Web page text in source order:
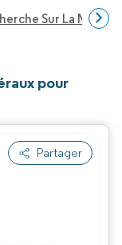
Sur La
pour
Partager